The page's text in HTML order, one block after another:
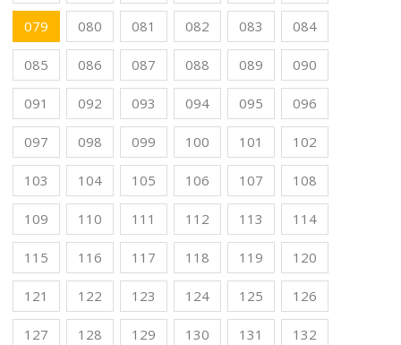
079 080 081 082 083 084
085 086 087 088 089 090
091 092 093 094 095 096
097 098 099 100 101 102
103 104 105 106 107 108
109 110 111 112 113 114
115 116 117 118 119 120
121 122 123 124 125 126
127 128 129 130 131 132